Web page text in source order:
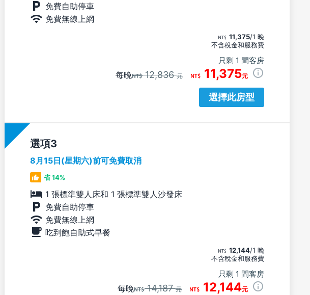
免費自助停車
免費無線上網
11,375/1 晚
不含稅金和服務費
只剩 1 間客房
每晚 12,836元 11,375元
選擇此房型
選項
8月15日(星期六)前可免費取消
省 14%
1 張標準雙人床和 1 張標準雙人沙發床
免費自助停車
免費無線上網
吃到飽自助式早餐
12,144/1 晚
不含稅金和服務費
只剩 1 間客房
每晚 14,187元 12,144元